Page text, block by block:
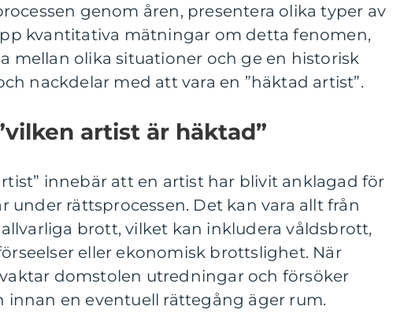
genom åren, presentera olika typer av
kvantitativa mätningar om detta fenomen,
mellan olika situationer och ge en historisk
nackdelar med att vara en ”häktad artist”.
artist är häktad”
innebär att en artist har blivit anklagad för
under rättsprocessen. Det kan vara allt från
brott, vilket kan inkludera våldsbrott,
eller ekonomisk brottslighet. När
domstolen utredningar och försöker
innan en eventuell rättegång äger rum.